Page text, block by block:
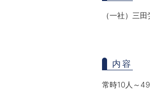
（一社）三
内容
常時10人～